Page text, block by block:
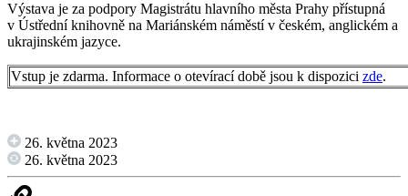
Výstava je za podpory Magistrátu hlavního města Prahy přístupná
v Ústřední knihovně na Mariánském náměstí v českém, anglickém a
ukrajinském jazyce.
Vstup je zdarma. Informace o otevírací době jsou k dispozici zde.
26. května 2023
26. května 2023